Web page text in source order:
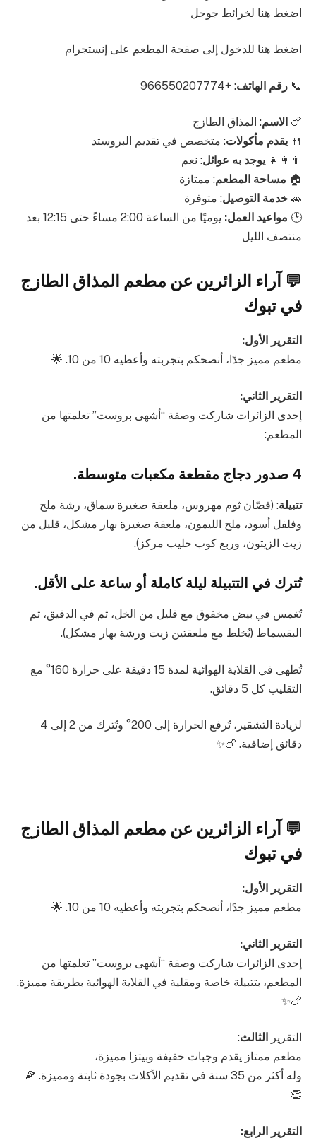
اضغط هنا لخرائط جوجل
اضغط هنا للدخول إلى صفحة المطعم على إنستجرام
📞 رقم الهاتف: +966550207774
🍗 الاسم: المذاق الطازج
🍴 يقدم مأكولات: متخصص في تقديم البروستد
👨‍👩‍👧 يوجد به عوائل: نعم
🏠 مساحة المطعم: ممتازة
🚗 خدمة التوصيل: متوفرة
🕑 مواعيد العمل:
يوميًا من الساعة 2:00 مساءً حتى 12:15 بعد
منتصف الليل
💬 آراء الزائرين عن مطعم المذاق الطازج
في تبوك
التقرير الأول:
مطعم مميز جدًا، أنصحكم بتجربته وأعطيه 10 من 10. 🌟
التقرير الثاني:
إحدى الزائرات شاركت وصفة “أشهى بروست” تعلمتها من
المطعم:
4 صدور دجاج مقطعة مكعبات متوسطة.
تتبيلة: (فصّان ثوم مهروس، ملعقة صغيرة سماق، رشة ملح
وفلفل أسود، ملح الليمون، ملعقة صغيرة بهار مشكل، قليل من
زيت الزيتون، وربع كوب حليب مركز).
تُترك في التتبيلة ليلة كاملة أو ساعة على الأقل.
تُغمس في بيض مخفوق مع قليل من الخل، ثم في الدقيق، ثم
البقسماط (يُخلط مع ملعقتين زيت ورشة بهار مشكل).
تُطهى في القلاية الهوائية لمدة 15 دقيقة على حرارة 160° مع
التقليب كل 5 دقائق.
لزيادة التشقير، تُرفع الحرارة إلى 200° وتُترك من 2 إلى 4
دقائق إضافية. 🍗✨
💬 آراء الزائرين عن مطعم المذاق الطازج
في تبوك
التقرير الأول:
مطعم مميز جدًا، أنصحكم بتجربته وأعطيه 10 من 10. 🌟
التقرير الثاني:
إحدى الزائرات شاركت وصفة “أشهى بروست” تعلمتها من
المطعم، بتتبيلة خاصة ومقلية في القلاية الهوائية بطريقة مميزة.
🍗✨
التقرير الثالث:
مطعم ممتاز يقدم وجبات خفيفة وبيتزا مميزة،
وله أكثر من 35 سنة في تقديم الأكلات بجودة ثابتة ومميزة. 🍕
👏
التقرير الرابع: